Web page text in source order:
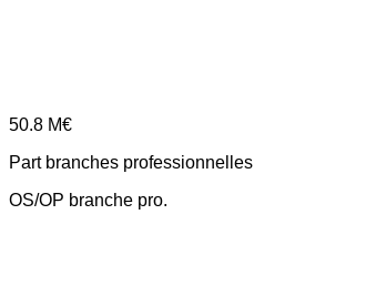
50.8 M€
Part branches professionnelles
OS/OP branche pro.